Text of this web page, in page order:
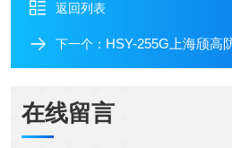
返回列表
下一个： HSY-255G上海颀高
在线留言